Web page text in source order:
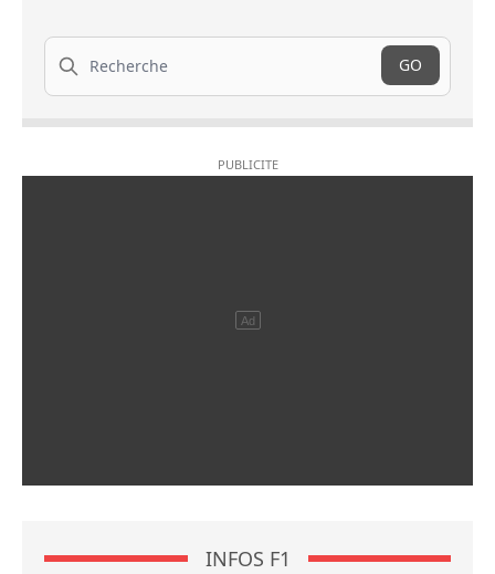
Recherche
GO
INFOS F1